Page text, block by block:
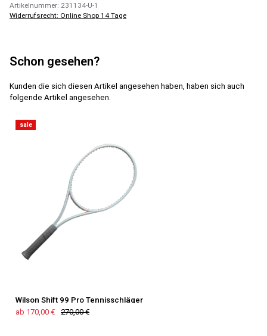
Artikelnummer: 231134-U-1
Widerrufsrecht: Online Shop 14 Tage
Schon gesehen?
Kunden die sich diesen Artikel angesehen haben, haben sich auch
folgende Artikel angesehen.
sale
Wilson Shift 99 Pro Tennisschläger
ab 170,00 €
270,00 €